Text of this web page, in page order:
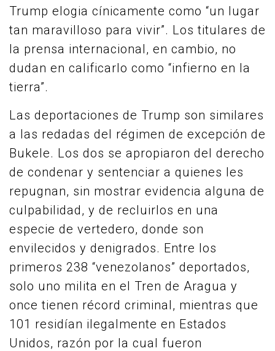
Trump elogia cínicamente como “un lugar
tan maravilloso para vivir”. Los titulares de
la prensa internacional, en cambio, no
dudan en calificarlo como “infierno en la
tierra”.
Las deportaciones de Trump son similares
a las redadas del régimen de excepción de
Bukele. Los dos se apropiaron del derecho
de condenar y sentenciar a quienes les
repugnan, sin mostrar evidencia alguna de
culpabilidad, y de recluirlos en una
especie de vertedero, donde son
envilecidos y denigrados. Entre los
primeros 238 “venezolanos” deportados,
solo uno milita en el Tren de Aragua y
once tienen récord criminal, mientras que
101 residían ilegalmente en Estados
Unidos, razón por la cual fueron